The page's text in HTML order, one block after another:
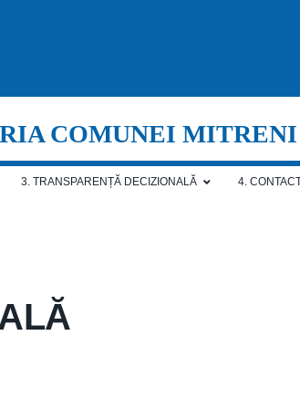
COMUNEI MITRENI
3. TRANSPARENȚĂ DECIZIONALĂ 4.